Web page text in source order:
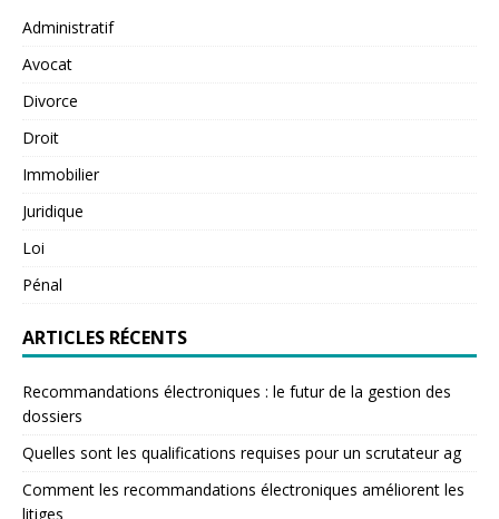
Administratif
Avocat
Divorce
Droit
Immobilier
Juridique
Loi
Pénal
ARTICLES RÉCENTS
Recommandations électroniques : le futur de la gestion des
dossiers
Quelles sont les qualifications requises pour un scrutateur ag
Comment les recommandations électroniques améliorent les
litiges